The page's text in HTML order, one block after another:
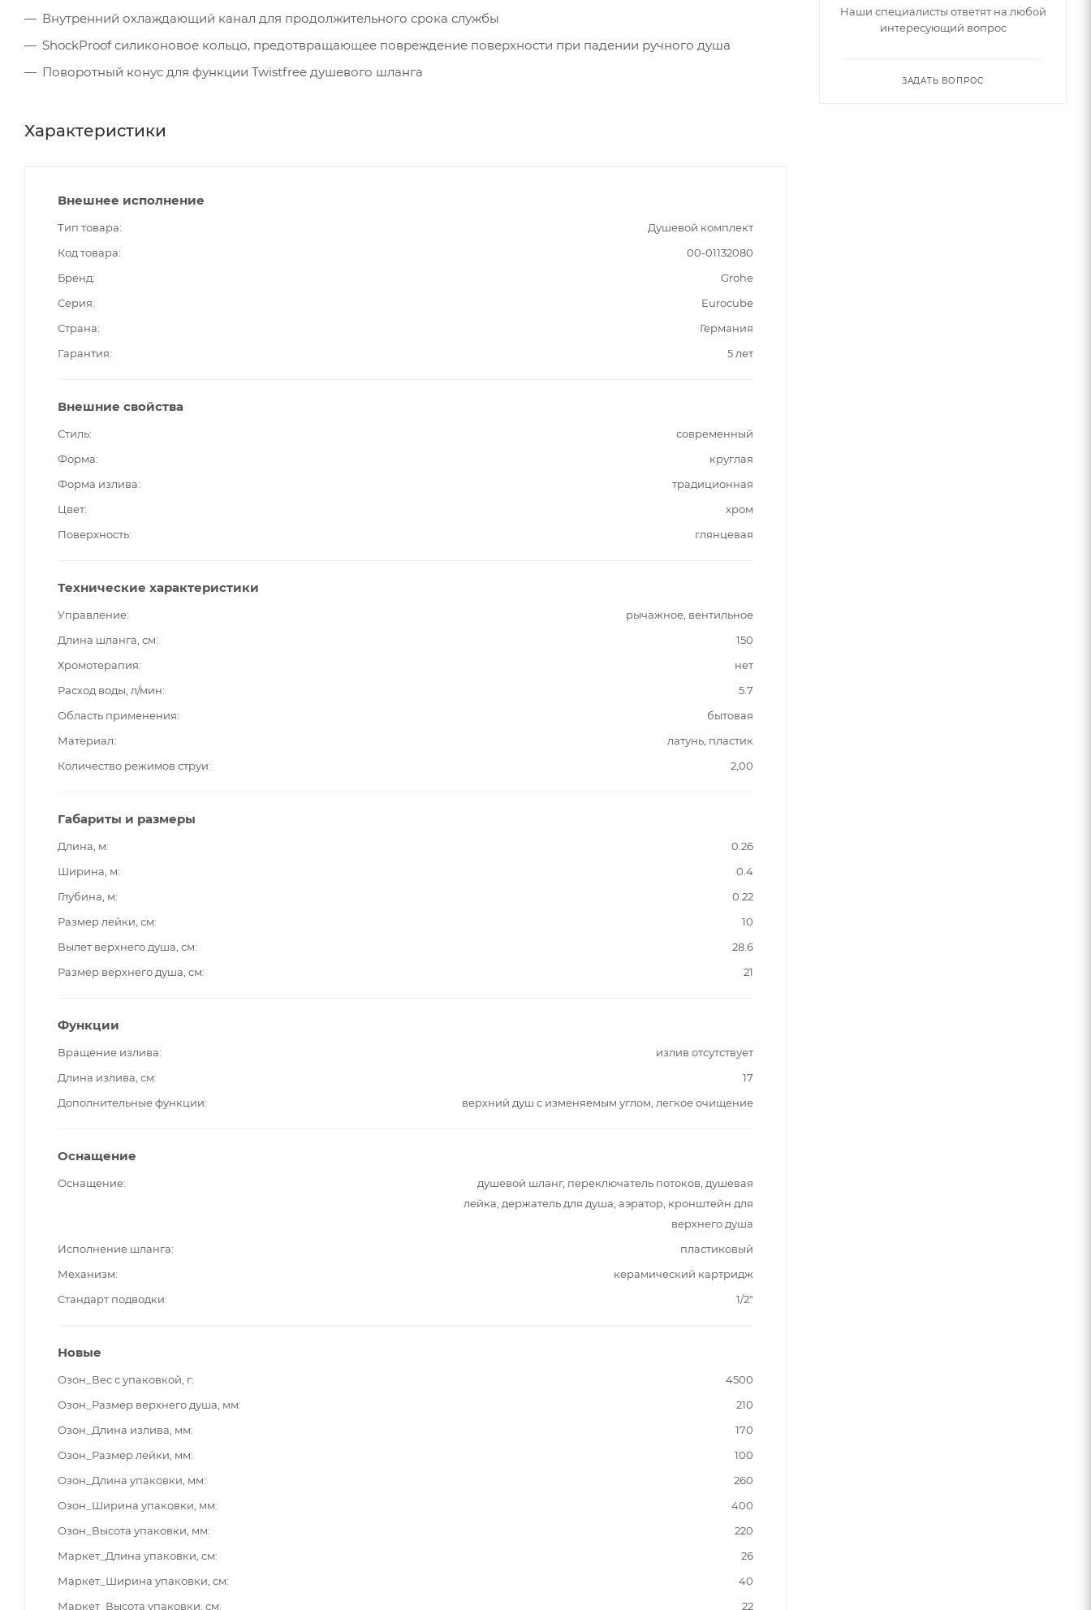
Внутренний охлаждающий канал для продолжительного срока службы
ShockProof силиконовое кольцо, предотвращающее повреждение поверхности при падении ручного душа
Поворотный конус для функции Twistfree душевого шланга
Характеристики
Внешнее исполнение
Тип товара
Душевой комплект
Код товара
00-01132080
Бренд
Grohe
Серия
Eurocube
Страна
Германия
Гарантия
5 лет
Внешние свойства
Стиль
современный
Форма
круглая
Форма излива
традиционная
Цвет
хром
Поверхность
глянцевая
Технические характеристики
Управление
рычажное, вентильное
Длина шланга, см
150
Хромотерапия
нет
Расход воды, л/мин
5.7
Область применения
бытовая
Материал
латунь, пластик
Количество режимов струи
2,00
Габариты и размеры
Длина, м
0.26
Ширина, м
0.4
Глубина, м
0.22
Размер лейки, см
10
Вылет верхнего душа, см
28.6
Размер верхнего душа, см
21
Функции
Вращение излива
излив отсутствует
Длина излива, см
17
Дополнительные функции
верхний душ с изменяемым углом, легкое очищение
Оснащение
Оснащение
душевой шланг, переключатель потоков, душевая
лейка, держатель для душа, аэратор, кронштейн для
верхнего душа
Исполнение шланга
пластиковый
Механизм
керамический картридж
Стандарт подводки
1/2"
Новые
Озон_Вес с упаковкой, г
4500
Озон_Размер верхнего душа, мм
210
Озон_Длина излива, мм
170
Озон_Размер лейки, мм
100
Озон_Длина упаковки, мм
260
Озон_Ширина упаковки, мм
400
Озон_Высота упаковки, мм
220
Маркет_Длина упаковки, см
26
Маркет_Ширина упаковки, см
40
Маркет_Высота упаковки, см
22
Наши специалисты ответят на любой
интересующий вопрос
ЗАДАТЬ ВОПРОС